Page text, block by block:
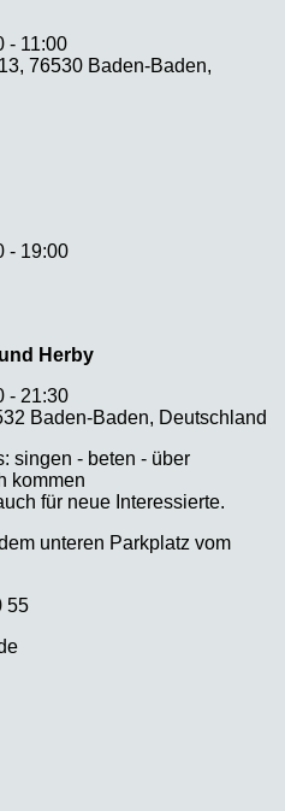
- 11:00
76530 Baden-Baden,
- 19:00
Herby
- 21:30
Baden-Baden, Deutschland
singen - beten - über
kommen
für neue Interessierte.
unteren Parkplatz vom
55